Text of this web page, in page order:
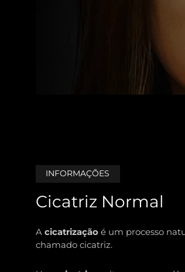
INFORMAÇÕES
Cicatriz Normal
A cicatrizaçãoé um processo
chamado cicatriz.